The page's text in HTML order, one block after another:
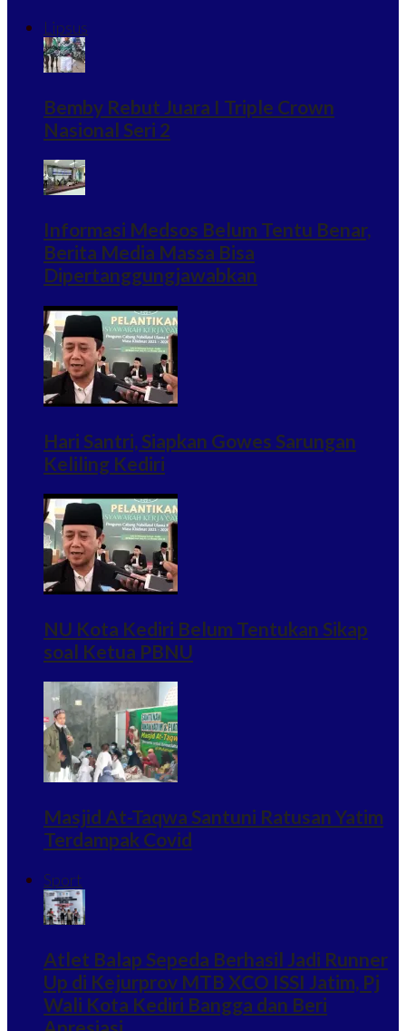
Lipsus
Bemby Rebut Juara I Triple Crown
Nasional Seri 2
Informasi Medsos Belum Tentu Benar,
Berita Media Massa Bisa
Dipertanggungjawabkan
Hari Santri, Siapkan Gowes Sarungan
Keliling Kediri
NU Kota Kediri Belum Tentukan Sikap
soal Ketua PBNU
Masjid At-Taqwa Santuni Ratusan Yatim
Terdampak Covid
Sport
Atlet Balap Sepeda Berhasil Jadi Runner
Up di Kejurprov MTB XCO ISSI Jatim, Pj
Wali Kota Kediri Bangga dan Beri